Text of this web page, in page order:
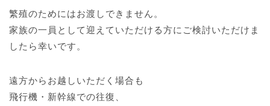
繁殖のためにはお渡しできません。
家族の一員として迎えていただける方にご検討いただけま
したら幸いです。
遠方からお越しいただく場合も
飛行機・新幹線での往復、